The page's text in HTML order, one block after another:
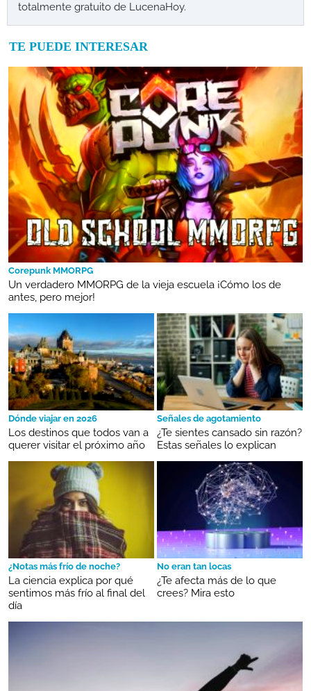
totalmente gratuito de LucenaHoy.
TE PUEDE INTERESAR
Corepunk MMORPG
Un verdadero MMORPG de la vieja escuela ¡Cómo los de
antes, pero mejor!
Dónde viajar en 2026
Los destinos que todos van a
querer visitar el próximo año
Señales de agotamiento
¿Te sientes cansado sin razón?
Estas señales lo explican
¿Notas más frío de noche?
La ciencia explica por qué
sentimos más frío al final del
día
No eran tan locas
¿Te afecta más de lo que
crees? Mira esto